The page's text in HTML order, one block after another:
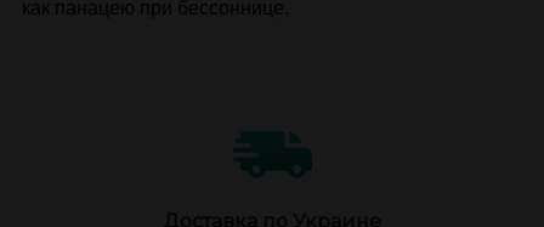
как панацею при бессоннице.